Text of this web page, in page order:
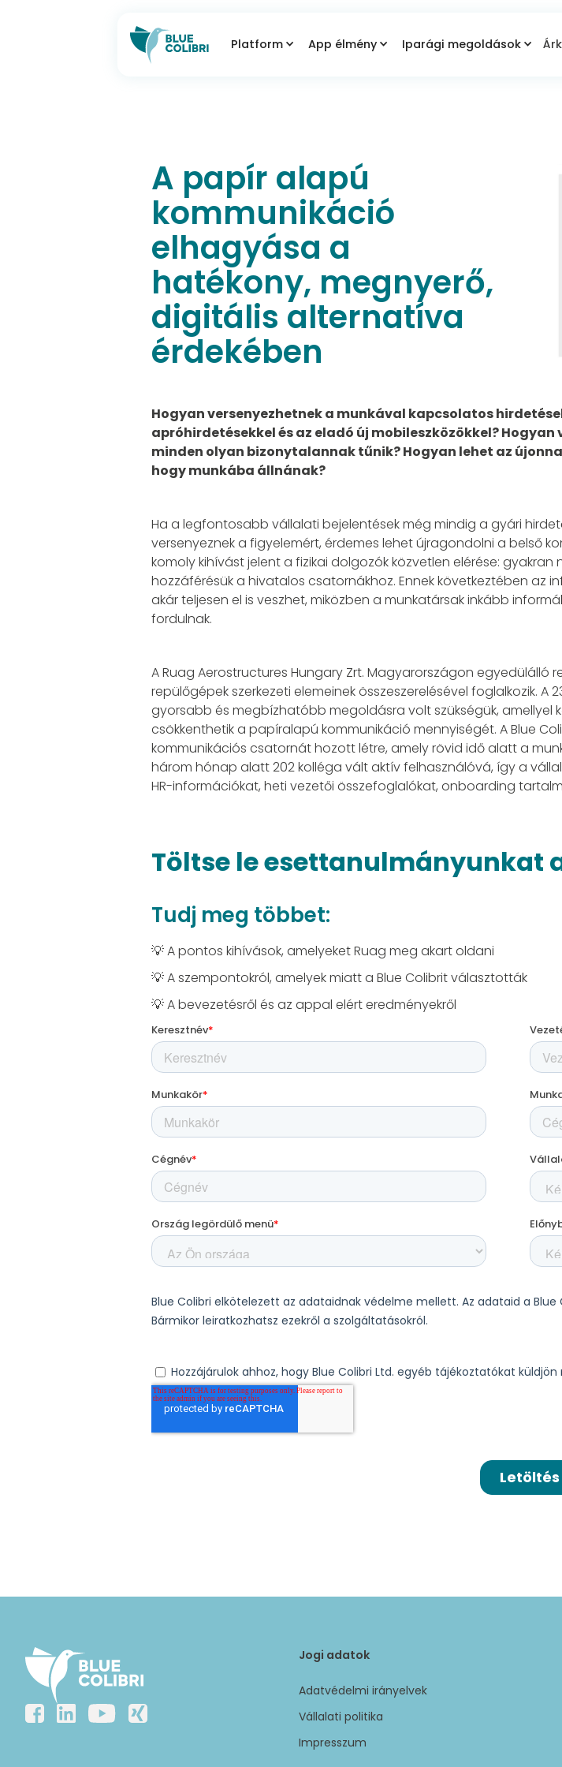
Platform App élmény Iparági megoldások
A papír alapú
kommunikáció
elhagyása a
hatékony, megnyerő,
digitális alternatíva
érdekében
Hogyan versenyezhetnek a munkával kapcsolatos
apróhirdetésekkel és az eladó új mobileszközökkel?
minden olyan bizonytalannak tűnik? Hogyan lehet az
hogy munkába állnának?
Ha a legfontosabb vállalati bejelentések még mindig a gyári
versenyeznek a figyelemért, érdemes lehet újragondolni a belső
komoly kihívást jelent a fizikai dolgozók közvetlen elérése:
hozzáférésük a hivatalos csatornákhoz. Ennek következtében az
akár teljesen el is veszhet, miközben a munkatársak inkább
fordulnak.
A Ruag Aerostructures Hungary Zrt. Magyarországon
repülőgépek szerkezeti elemeinek összeszerelésével foglalkozik.
gyorsabb és megbízhatóbb megoldásra volt szükségük, amellyel
csökkenthetik a papíralapú kommunikáció mennyiségét. A Blue
kommunikációs csatornát hozott létre, amely rövid idő alatt a
három hónap alatt 202 kolléga vált aktív felhasználóvá, így a
HR-információkat, heti vezetői összefoglalókat, onboarding
Töltse le esettanulmányunkat
Tudj meg többet:
💡 A pontos kihívások, amelyeket Ruag meg akart oldani
💡 A szempontokról, amelyek miatt a Blue Colibrit választották
💡 A bevezetésről és az appal elért eredményekről
Jogi adatok
Adatvédelmi irányelvek
Vállalati politika
Impresszum